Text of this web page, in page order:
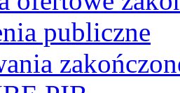
publiczne